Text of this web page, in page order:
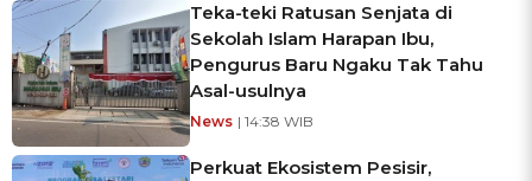
Teka-teki Ratusan Senjata di
Sekolah Islam Harapan Ibu,
Pengurus Baru Ngaku Tak Tahu
Asal-usulnya
News | 14:38 WIB
Perkuat Ekosistem Pesisir,